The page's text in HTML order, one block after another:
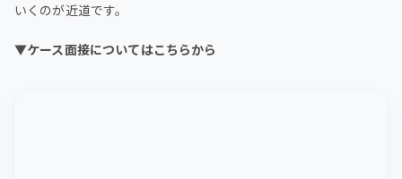
いくのが近道です。
▼ケース面接についてはこちらから